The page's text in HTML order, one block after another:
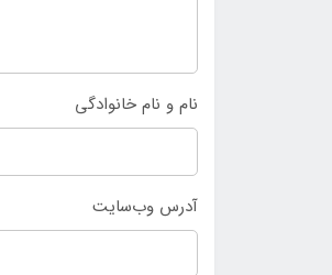
نام و نام خانوادگی
آدرس وب‌سایت